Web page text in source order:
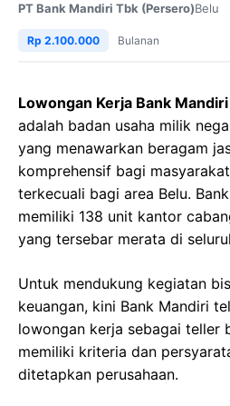
PT Bank Mandiri Tbk (Persero)Belu
Rp 2.100.000 Bulanan
Lowongan Kerja Bank
adalah badan usaha milik
yang menawarkan beragam
komprehensif bagi
terkecuali bagi area Belu.
memiliki 138 unit kantor
yang tersebar merata di
Untuk mendukung kegiatan
keuangan, kini Bank Mandiri
lowongan kerja sebagai teller
memiliki kriteria dan
ditetapkan perusahaan.